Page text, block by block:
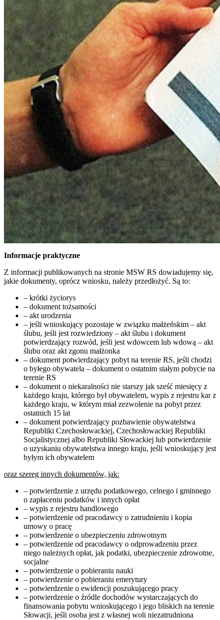
Informacje praktyczne
Z informacji publikowanych na stronie MSW RS dowiadujemy się,
jakie dokumenty, oprócz wniosku, należy przedłożyć. Są to:
– krótki życiorys
– dokument tożsamości
– akt urodzenia
– jeśli wnioskujący pozostaje w związku małżeńskim – akt
ślubu, jeśli jest rozwiedziony – akt ślubu i dokument
potwierdzający rozwód, jeśli jest wdowcem lub wdową – akt
ślubu oraz akt zgonu małżonka
– dokument potwierdzający pobyt na terenie RS, jeśli chodzi
o byłego obywatela – dokument o ostatnim stałym pobycie na
terenie RS
– dokument o niekaralności nie starszy jak sześć miesięcy z
każdego kraju, którego był obywatelem, wypis z rejestru kar z
każdego kraju, w którym miał zezwolenie na pobyt przez
ostatnich 15 lat
– dokument potwierdzający pozbawienie obywatelstwa
Republiki Czechosłowackiej, Czechosłowackiej Republiki
Socjalistycznej albo Republiki Słowackiej lub potwierdzenie
o uzyskaniu obywatelstwa innego kraju, jeśli wnioskujący jest
byłym ich obywatelem
oraz szereg innych dokumentów, jak:
– potwierdzenie z urzędu podatkowego, celnego i gminnego
o zapłaceniu podatków i innych opłat
– wypis z rejestru handlowego
– potwierdzenie od pracodawcy o zatrudnieniu i kopia
umowy o pracę
– potwierdzenie o ubezpieczeniu zdrowotnym
– potwierdzenie od pracodawcy o odprowadzeniu przez
niego należnych opłat, jak podatki, ubezpieczenie zdrowotne,
socjalne
– potwierdzenie o pobieraniu nauki
– potwierdzenie o pobieraniu emerytury
– potwierdzenie o ewidencji poszukującego pracy
– potwierdzenie o źródle dochodów wystarczających do
finansowania pobytu wnioskującego i jego bliskich na terenie
Słowacji, jeśli osoba jest z własnej woli niezatrudniona